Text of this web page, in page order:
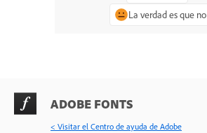
La verdad es que no
ADOBE FONTS
< Visitar el Centro de ayuda de Adobe